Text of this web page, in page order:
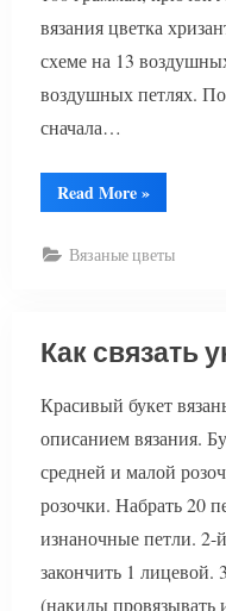
вязания цветка
схеме на 13
воздушных петлях.
сначала…
Read More“Вязаный
цветок
»
Вязаные цветы
Как связать
Красивый букет
описанием вязания.
средней и малой
розочки. Набрать 20
изнаночные петли. 2-
закончить 1 лицевой.
(накиды